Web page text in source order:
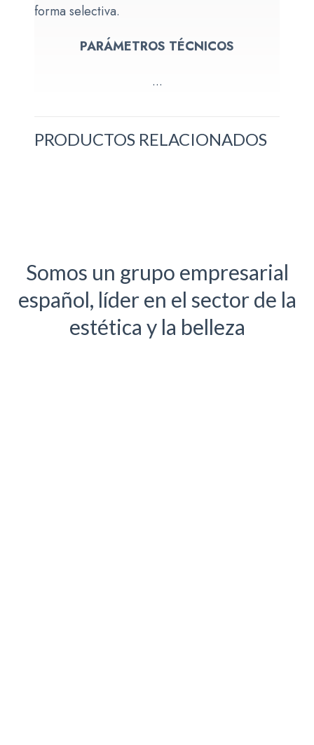
forma selectiva.
PARÁMETROS TÉCNICOS
...
PRODUCTOS RELACIONADOS
Somos un grupo empresarial
español, líder en el sector de la
estética y la belleza